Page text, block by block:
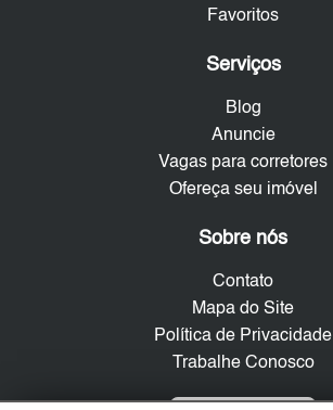
Favoritos
Serviços
Blog
Anuncie
Vagas para corretores
Ofereça seu imóvel
Sobre nós
Contato
Mapa do Site
Política de Privacidade
Trabalhe Conosco